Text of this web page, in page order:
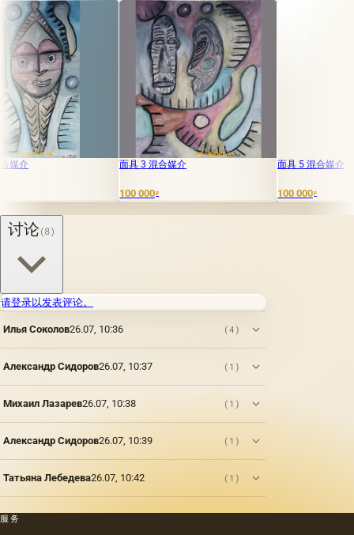
面具 3 混合媒介 面具 5 混合媒介
讨论(8)
请登录以发表评论。
Илья Соколов26.07, 10:36 (4)
Александр Сидоров26.07, 10:37 (1)
Михаил Лазарев26.07, 10:38 (1)
Александр Сидоров26.07, 10:39 (1)
Татьяна Лебедева26.07, 10:42 (1)
服务